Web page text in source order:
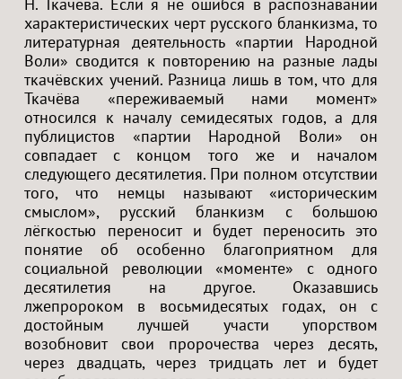
характеристических черт русского бланкизма, то
литературная деятельность «партии Народной
Воли» сводится к повторению на разные лады
ткачёвских учений. Разница лишь в том, что для
Ткачёва «переживаемый нами момент»
относился к началу семидесятых годов, а для
публицистов «партии Народной Воли» он
совпадает с концом того же и началом
следующего десятилетия. При полном отсутствии
того, что немцы называют «историческим
смыслом», русский бланкизм с большою
лёгкостью переносит и будет переносить это
понятие об особенно благоприятном для
социальной революции «моменте» с одного
десятилетия на другое. Оказавшись
лжепророком в восьмидесятых годах, он с
достойным лучшей участи упорством
возобновит свои пророчества через десять,
через двадцать, через тридцать лет и будет